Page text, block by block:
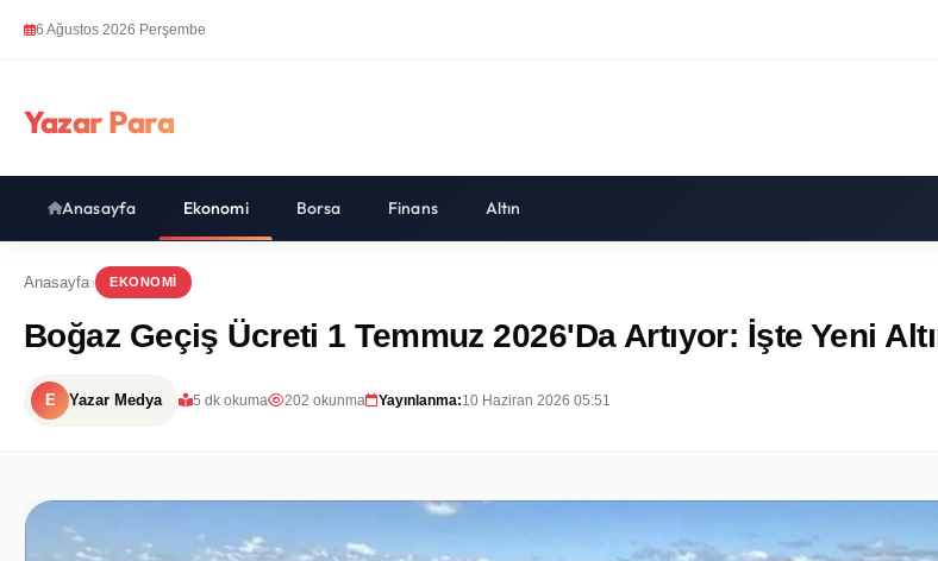
6 Ağustos 2026 Perşembe
Yazar Para
Anasayfa Ekonomi Borsa Finans Altın
Anasayfa EKONOMI
Boğaz Geçiş Ücreti 1 Temmuz 2026'Da Artıyor: İşte Yeni
E Yazar Medya 5 dk okuma 202 okunma Yayınlanma:10 Haziran 2026 05:51